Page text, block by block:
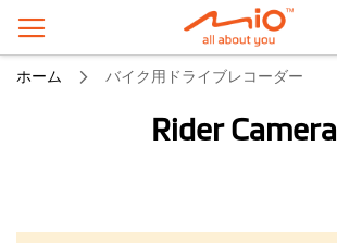
ホーム バイク用ドライブレコーダー
Rider Camera